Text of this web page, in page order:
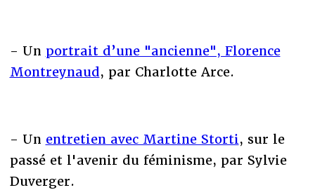
- Un portrait d’une "ancienne", Florence
Montreynaud, par Charlotte Arce.
- Un entretien avec Martine Storti, sur le
passé et l'avenir du féminisme, par Sylvie
Duverger.